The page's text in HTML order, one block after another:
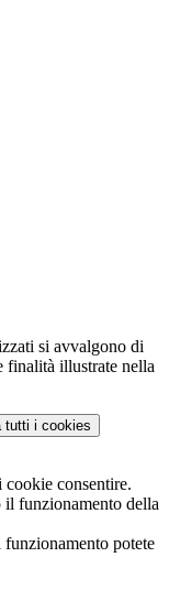
si avvalgono di
finalità illustrate nella
tutti i cookies
cookie consentire.
il funzionamento della
funzionamento potete